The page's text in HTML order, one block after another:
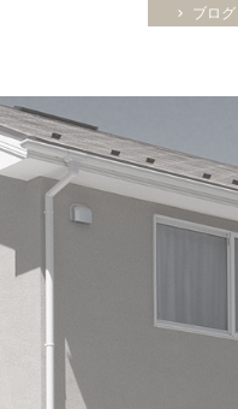
chevron_right ブログ